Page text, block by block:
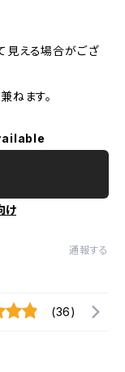
見える場合がござ
ねます。
け
通報する
(36)